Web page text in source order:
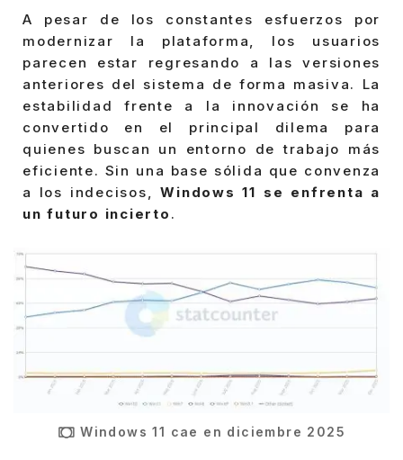
A pesar de los constantes esfuerzos por
modernizar la plataforma, los usuarios
parecen estar regresando a las versiones
anteriores del sistema de forma masiva. La
estabilidad frente a la innovación se ha
convertido en el principal dilema para
quienes buscan un entorno de trabajo más
eficiente. Sin una base sólida que convenza
a los indecisos, Windows 11 se enfrenta a
un futuro incierto .
Windows 11 cae en diciembre 2025